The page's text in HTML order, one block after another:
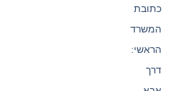
כתובת
המשרד
הראשי:
דרך